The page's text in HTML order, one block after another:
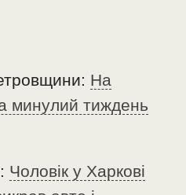
На
минулий тиждень
Чоловік у Харкові